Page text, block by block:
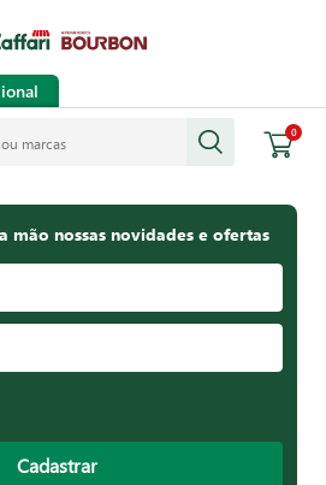
0
mão nossas novidades e ofertas
Cadastrar